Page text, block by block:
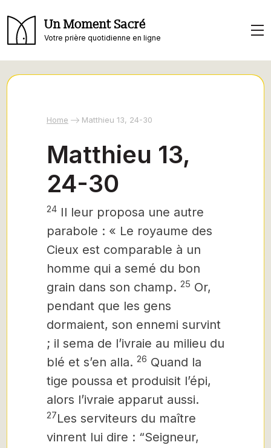
Un Moment Sacré
Votre prière quotidienne en ligne
Home Matthieu 13, 24-30
Matthieu 13,
24-30
24 Il leur proposa une autre
parabole : « Le royaume des
Cieux est comparable à un
homme qui a semé du bon
grain dans son champ. 25 Or,
pendant que les gens
dormaient, son ennemi survint
; il sema de l’ivraie au milieu du
blé et s’en alla. 26 Quand la
tige poussa et produisit l’épi,
alors l’ivraie apparut aussi.
27Les serviteurs du maître
vinrent lui dire : “Seigneur,